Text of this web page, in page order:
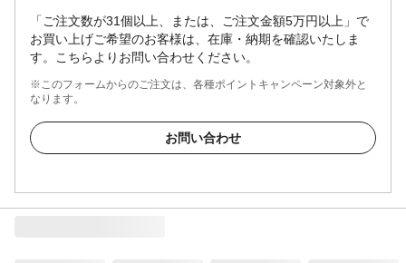
「ご注文数が31個以上、または、ご注文金額5万円以上」で
お買い上げご希望のお客様は、在庫・納期を確認いたしま
す。こちらよりお問い合わせください。
※このフォームからのご注文は、各種ポイントキャンペーン対象外と
なります。
お問い合わせ